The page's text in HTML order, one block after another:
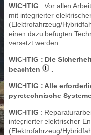
WICHTIG : Vor allen
mit integrierter
(Elektrofahrzeug/
einen dazu befugten
versetzt werden..
WICHTIG : Die
beachten
.
WICHTIG : Alle
pyrotechnische
WICHTIG :
integrierter elektrischer
(Elektrofahrzeug/